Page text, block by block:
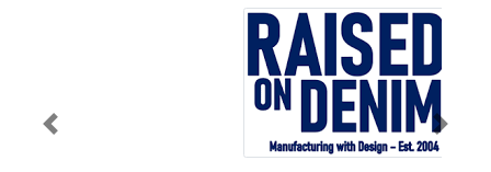
Previous Next